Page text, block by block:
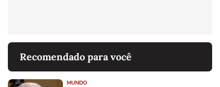
Recomendado para você
MUNDO